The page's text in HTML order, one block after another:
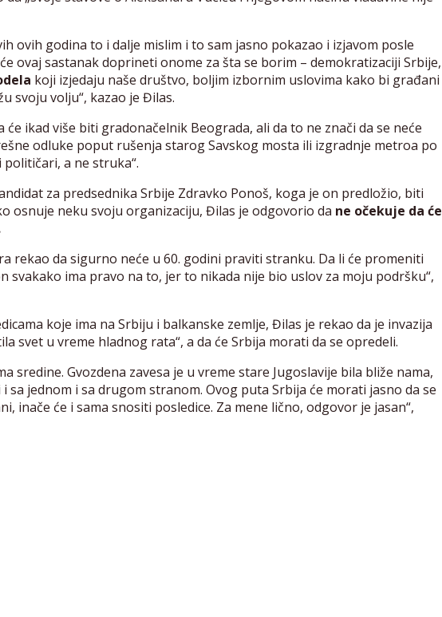
ovih godina to i dalje mislim i to sam jasno pokazao i izjavom posle
ovaj sastanak doprineti onome za šta se borim – demokratizaciji Srbije,
koji izjedaju naše društvo, boljim izbornim uslovima kako bi građani
svoju volju“, kazao je Đilas.
će ikad više biti gradonačelnik Beograda, ali da to ne znači da se neće
odluke poput rušenja starog Savskog mosta ili izgradnje metroa po
a ne struka“.
za predsednika Srbije Zdravko Ponoš, koga je on predložio, biti
osnuje neku svoju organizaciju, Đilas je odgovorio da ne očekuje da će
rekao da sigurno neće u 60. godini praviti stranku. Da li će promeniti
svakako ima pravo na to, jer to nikada nije bio uslov za moju podršku“,
koje ima na Srbiju i balkanske zemlje, Đilas je rekao da je invazija
svet u vreme hladnog rata“, a da će Srbija morati da se opredeli.
sredine. Gvozdena zavesa je u vreme stare Jugoslavije bila bliže nama,
sa jednom i sa drugom stranom. Ovog puta Srbija će morati jasno da se
inače će i sama snositi posledice. Za mene lično, odgovor je jasan“,